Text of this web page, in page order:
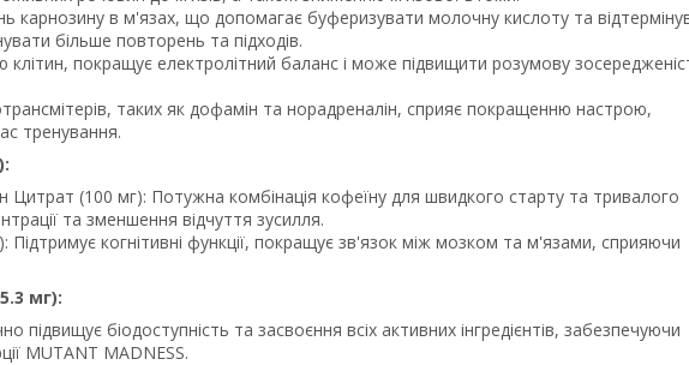
карнозину в м'язах, що допомагає буферизувати молочну кислоту та
більше повторень та підходів.
клітин, покращує електролітний баланс і може підвищити розумову
таких як дофамін та норадреналін, сприяє покращенню настрою,
тренування.
(100 мг): Потужна комбінація кофеїну для швидкого старту та тривалого
та зменшення відчуття зусилля.
Підтримує когнітивні функції, покращує зв'язок між мозком та м'язами, сприяючи
мг):
підвищує біодоступність та засвоєння всіх активних інгредієнтів, забезпечуючи
MUTANT MADNESS.